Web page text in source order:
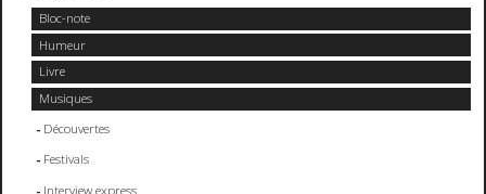
Bloc-note
Humeur
Livre
Musiques
Découvertes
Festivals
Interview express